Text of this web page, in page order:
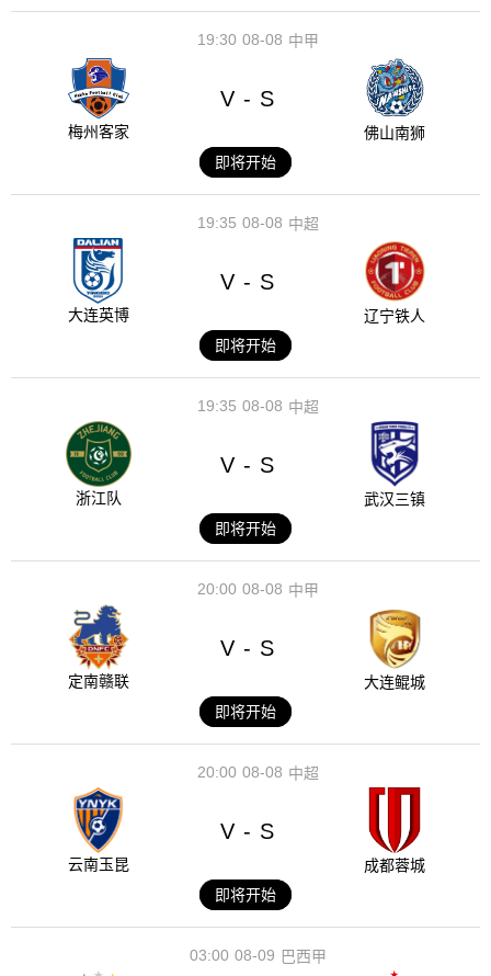
08-08
19:30 中甲
梅州客家
V - S
佛山南狮
即将开始
08-08
19:35 中超
大连英博
V - S
辽宁铁人
即将开始
08-08
19:35 中超
浙江队
V - S
武汉三镇
即将开始
08-08
20:00 中甲
定南赣联
V - S
大连鲲城
即将开始
08-08
20:00 中超
云南玉昆
V - S
成都蓉城
即将开始
08-09
03:00 巴西甲